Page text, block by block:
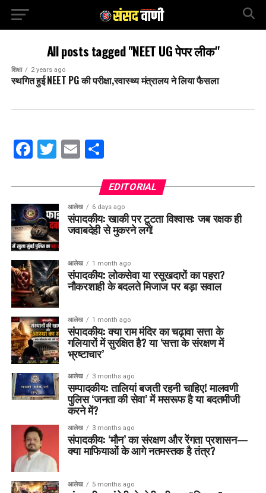
All posts tagged "NEET UG पेपर लीक"
शिक्षा 2 years ago
स्थगित हुई NEET PG की परीक्षा,स्वास्थ्य मंत्रालय ने लिया फैसला
Facebook
Twitter
EmailShare
EDITORIAL
आलेख 6 days ago
संपादकीय: खाकी पर टूटता विश्वास: जब रक्षक ही
जवाबदेही से मुकरने लगें!
आलेख 1 month ago
संपादकीय: लोकसेवा या रसूखदारों का पहरा?
नौकरशाही के बदलते मिजाज पर बड़ा सवाल
आलेख 1 month ago
संपादकीय: क्या राम मंदिर का चढ़ावा सत्ता के
गलियारों में सुरक्षित है? या ‘सत्ता के संरक्षण में
भ्रष्टाचार’
आलेख 3 months ago
सम्पादकीय: तालियां बजती रहनी चाहिए! मालवणी
पुलिस ‘जनता की सेवा’ में मसरूफ है या बदतमीजी
करने में?
आलेख 3 months ago
संपादकीय: ‘मौन’ का संरक्षण और रेंगता प्रशासन—
क्या माफियाओं के आगे नतमस्तक है तंत्र?
आलेख 5 months ago